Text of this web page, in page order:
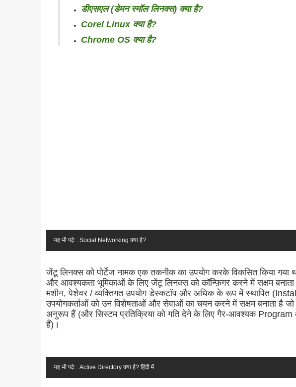
डीएसएल (डेमन स्मॉल लिनक्स) क्या है?
Corel Linux क्या है?
Chrome OS क्या है?
यह भी पढ़े : Social Networking क्या है?
जेंटू लिनक्स को पोर्टेज नामक एक तकनीक का उपयोग करके विकसित किया गया
और आवश्यकता भूमिकाओं के लिए जेंटू लिनक्स को कॉन्फ़िगर करने में सक्षम बनाता
मशीन, पेशेवर / व्यक्तिगत उपयोग डेस्कटॉप और अधिक के रूप में स्थापित
उपयोगकर्ताओं को उन विशेषताओं और सेवाओं का चयन करने में सक्षम बनाता है
अनुरूप हैं (और सिस्टम प्रतिक्रिया को गति देने के लिए गैर-आवश्यक
हैं)।
यह भी पढ़े : Active Directory क्या है? हिंदी में